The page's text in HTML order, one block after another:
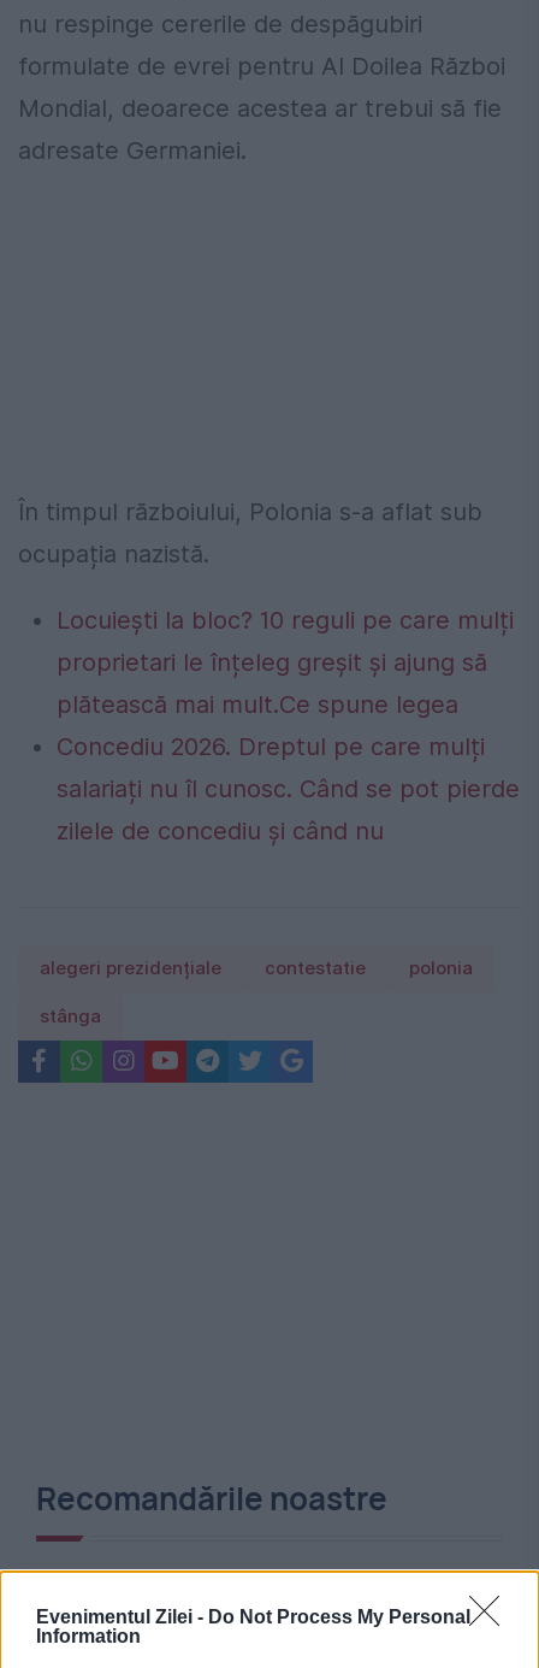
Evenimentul Zilei - Do Not Process My Personal
Information
nu respinge cererile de despăgubiri
formulate de evrei pentru Al Doilea Război
Mondial, deoarece acestea ar trebui să fie
adresate Germaniei.
În timpul războiului, Polonia s-a aflat sub
ocupația nazistă.
Locuiești la bloc? 10 reguli pe care mulți
proprietari le înțeleg greșit și ajung să
plătească mai mult.Ce spune legea
Concediu 2026. Dreptul pe care mulți
salariați nu îl cunosc. Când se pot pierde
zilele de concediu și când nu
alegeri prezidențiale contestatie polonia
stânga
Recomandările noastre